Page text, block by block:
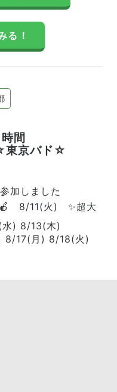
る！
時間
京バド☆
加しました
8/11(火) ✨超大勢✨
水) 8/13(木)
8/17(月) 8/18(火)